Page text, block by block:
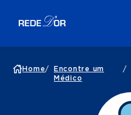
Home/
Encontre um
Médico
/